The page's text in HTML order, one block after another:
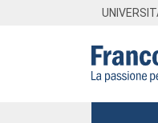
Menu